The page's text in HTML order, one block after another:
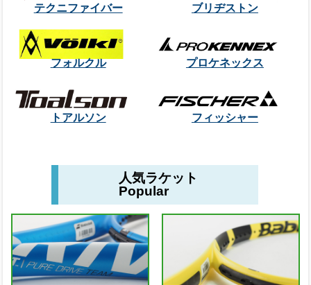
テクニファイバー ブリヂストン
フォルクル プロケネックス
トアルソン フィッシャー
人気ラケット
Popular